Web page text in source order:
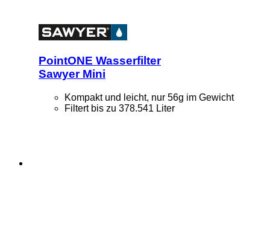
PointONE Wasserfilter
Sawyer Mini
Kompakt und leicht, nur 56g im Gewicht
Filtert bis zu 378.541 Liter